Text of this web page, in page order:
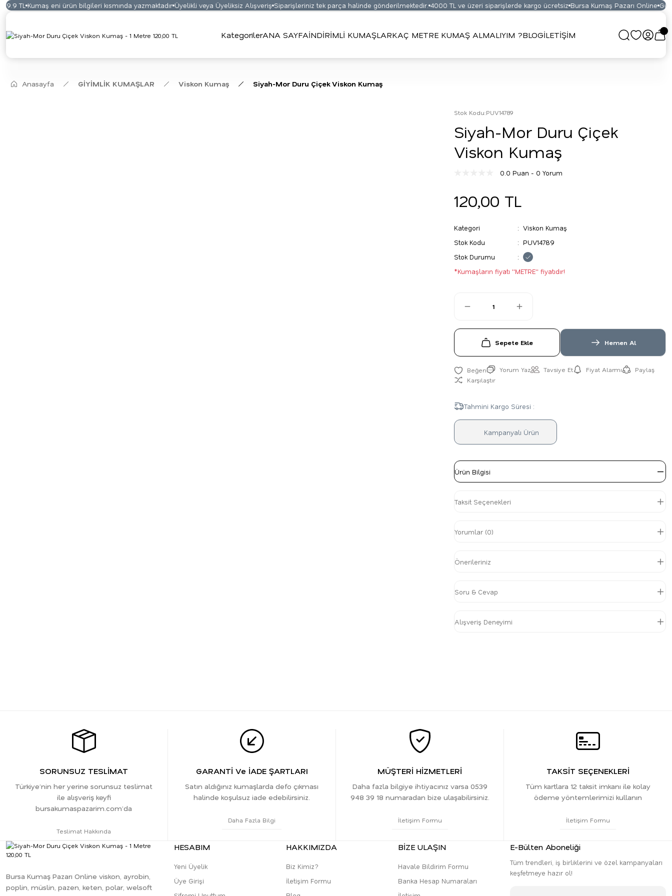
TL Kumaş eni ürün bilgileri kısmında yazmaktadır Üyelikli veya Üyeliksiz Alışveriş Siparişleriniz tek parça halinde gönderilmektedir. 4000 TL ve üzeri siparişlerde kargo ücretsiz Bursa Kumaş Pazarı Online
KategorilerANA SAYFAİNDİRİMLİ KUMAŞLARKAÇ METRE KUMAŞ ALMALIYIM ?BLOGİLETİŞİM
Anasayfa GİYİMLİK KUMAŞLAR Viskon Kumaş Siyah-Mor Duru Çiçek Viskon Kumaş
Stok Kodu:PUV14789
Siyah-Mor Duru Çiçek
Viskon Kumaş
0.0 Puan - 0 Yorum
120,00 TL
Kategori
Viskon Kumaş
Stok Kodu
PUV14789
Stok Durumu
*Kumaşların fiyatı ''METRE'' fiyatıdır!
Sepete Ekle Hemen Al
Yorum Yaz Tavsiye Et Fiyat Alarmı
Paylaş
Karşılaştır
Tahmini Kargo Süresi :
Kampanyalı Ürün
Ürün Bilgisi
Taksit Seçenekleri
Yorumlar (0)
Önerileriniz
Soru & Cevap
Alışveriş Deneyimi
SORUNSUZ TESLİMAT
Türkiye’nin her yerine sorunsuz teslimat
ile alışveriş keyfi
bursakumaspazarim.com’da
Teslimat Hakkında
GARANTİ Ve İADE ŞARTLARI
Satın aldığınız kumaşlarda defo çıkması
halinde koşulsuz iade edebilirsiniz.
Daha Fazla Bilgi
MÜŞTERİ HİZMETLERİ
Daha fazla bilgiye ihtiyacınız varsa 0539
948 39 18 numaradan bize ulaşabilirsiniz.
İletişim Formu
TAKSİT SEÇENEKLERİ
Tüm kartlara 12 taksit imkanı ile kolay
ödeme yöntemlerimizi kullanın
İletişim Formu
Bursa Kumaş Pazarı Online viskon, ayrobin,
poplin, müslin, pazen, keten, polar, welsoft
HESABIM
Yeni Üyelik
Üye Girişi
HAKKIMIZDA
Biz Kimiz?
İletişim Formu
BİZE ULAŞIN
Havale Bildirim Formu
Banka Hesap Numaraları
E-Bülten Aboneliği
Tüm trendleri, iş birliklerini ve özel kampanyaları
keşfetmeye hazır ol!